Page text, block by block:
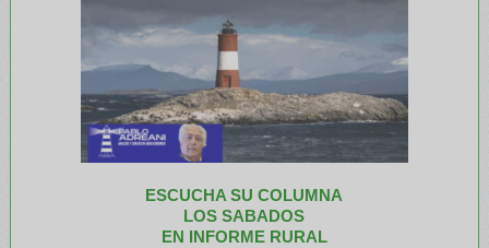
ESCUCHA SU COLUMNA
LOS SABADOS
EN INFORME RURAL